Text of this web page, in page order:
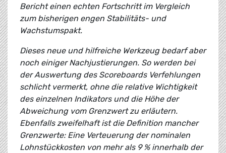
Bericht einen echten Fortschritt im Vergleich
zum bisherigen engen Stabilitäts- und
Wachstumspakt.
Dieses neue und hilfreiche Werkzeug bedarf aber
noch einiger Nachjustierungen. So werden bei
der Auswertung des Scoreboards Verfehlungen
schlicht vermerkt, ohne die relative Wichtigkeit
des einzelnen Indikators und die Höhe der
Abweichung vom Grenzwert zu erläutern.
Ebenfalls zweifelhaft ist die Definition mancher
Grenzwerte: Eine Verteuerung der nominalen
Lohnstückkosten von mehr als 9 % innerhalb der